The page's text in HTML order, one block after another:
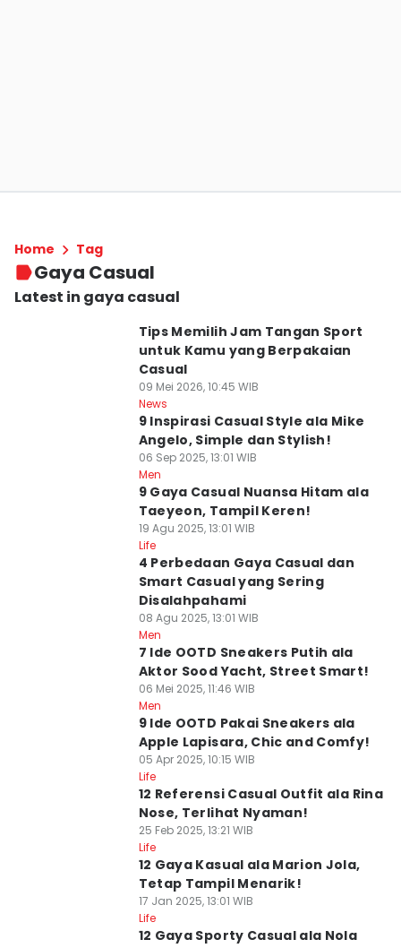
Home Tag
Gaya Casual
Latest in gaya casual
Tips Memilih Jam Tangan Sport
untuk Kamu yang Berpakaian
Casual
09 Mei 2026, 10:45 WIB
News
9 Inspirasi Casual Style ala Mike
Angelo, Simple dan Stylish!
06 Sep 2025, 13:01 WIB
Men
9 Gaya Casual Nuansa Hitam ala
Taeyeon, Tampil Keren!
19 Agu 2025, 13:01 WIB
Life
4 Perbedaan Gaya Casual dan
Smart Casual yang Sering
Disalahpahami
08 Agu 2025, 13:01 WIB
Men
7 Ide OOTD Sneakers Putih ala
Aktor Sood Yacht, Street Smart!
06 Mei 2025, 11:46 WIB
Men
9 Ide OOTD Pakai Sneakers ala
Apple Lapisara, Chic and Comfy!
05 Apr 2025, 10:15 WIB
Life
12 Referensi Casual Outfit ala Rina
Nose, Terlihat Nyaman!
25 Feb 2025, 13:21 WIB
Life
12 Gaya Kasual ala Marion Jola,
Tetap Tampil Menarik!
17 Jan 2025, 13:01 WIB
Life
12 Gaya Sporty Casual ala Nola